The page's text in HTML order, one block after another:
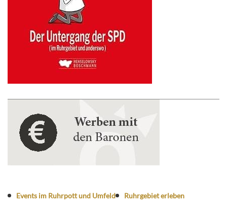
Events im Ruhrpott und Umfeld
Ruhrgebiet erleben